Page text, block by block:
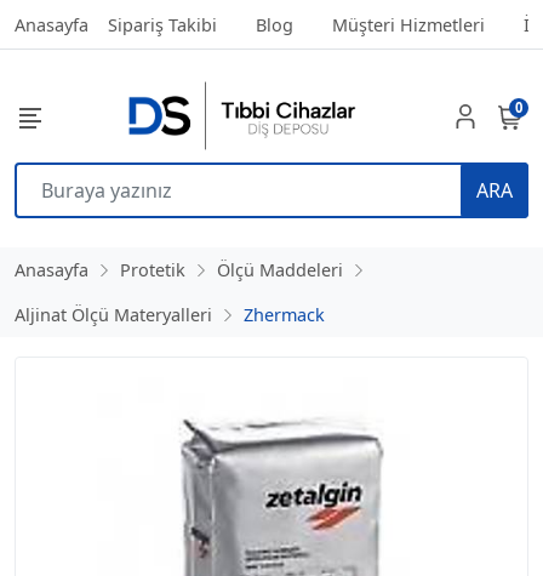
Anasayfa Sipariş Takibi Blog Müşteri Hizmetleri
ARA
0
Anasayfa Protetik
Ölçü Maddeleri
Aljinat Ölçü Materyalleri
Zhermack